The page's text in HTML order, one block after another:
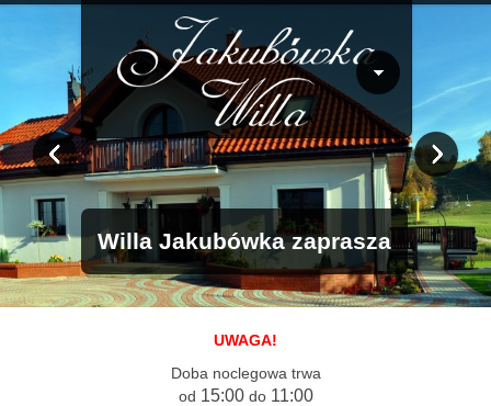
Willa Jakubówka zaprasza
UWAGA!
Doba noclegowa trwa
od 15:00do 11:00